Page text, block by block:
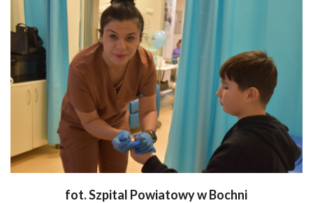
fot. Szpital Powiatowy w Bochni